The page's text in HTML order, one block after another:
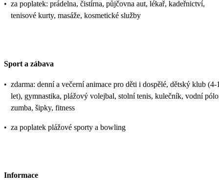
• za poplatek: prádelna, čistírna, půjčovna aut, lékař, kadeřnictví,
tenisové kurty, masáže, kosmetické služby
Sport a zábava
• zdarma: denní a večerní animace pro děti i dospělé, dětský klub (4-
let), gymnastika, plážový volejbal, stolní tenis, kulečník, vodní
zumba, šipky, fitness
• za poplatek plážové sporty a bowling
Informace